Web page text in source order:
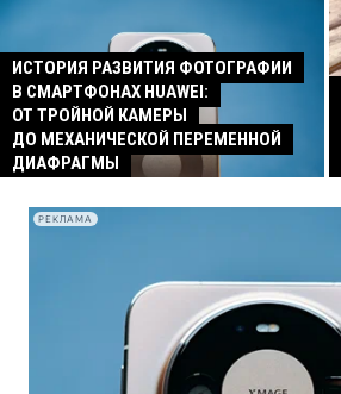
ИСТОРИЯ РАЗВИТИЯ ФОТОГРАФИИ
В СМАРТФОНАХ HUAWEI:
ОТ ТРОЙНОЙ КАМЕРЫ
ДО МЕХАНИЧЕСКОЙ ПЕРЕМЕННОЙ
ДИАФРАГМЫ
РЕКЛАМА